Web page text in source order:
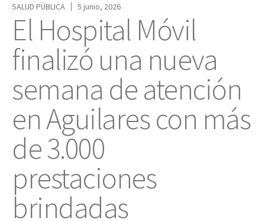
SALUD PÚBLICA
5 junio, 2026
El Hospital Móvil
finalizó una nueva
semana de atención
en Aguilares con más
de 3.000
prestaciones
brindadas